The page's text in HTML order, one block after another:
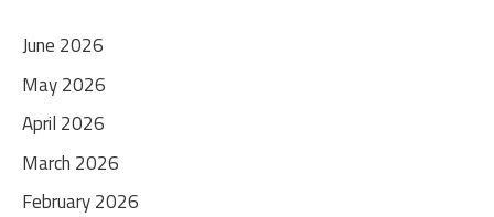
June 2026
May 2026
April 2026
March 2026
February 2026